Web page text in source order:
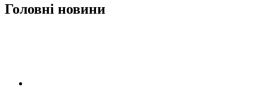
Головні новини